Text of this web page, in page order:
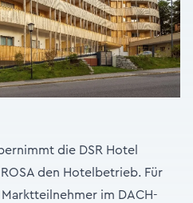
die DSR Hotel
den Hotelbetrieb. Für
im DACH-